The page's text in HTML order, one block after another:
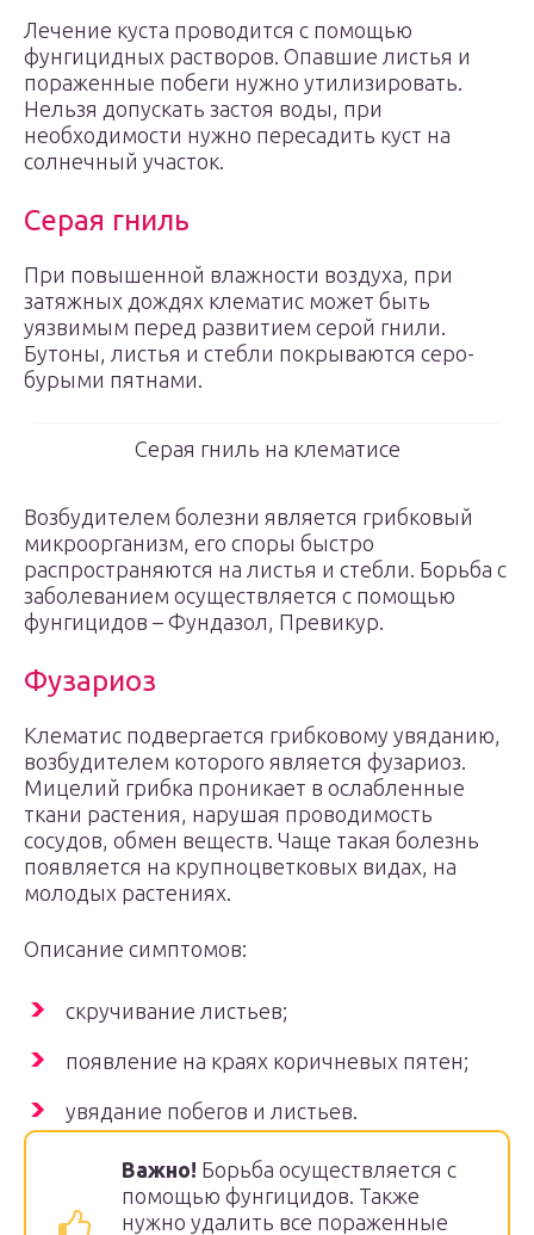
Лечение куста проводится с помощью
фунгицидных растворов. Опавшие листья и
пораженные побеги нужно утилизировать.
Нельзя допускать застоя воды, при
необходимости нужно пересадить куст на
солнечный участок.
Серая гниль
При повышенной влажности воздуха, при
затяжных дождях клематис может быть
уязвимым перед развитием серой гнили.
Бутоны, листья и стебли покрываются серо-
бурыми пятнами.
Серая гниль на клематисе
Возбудителем болезни является грибковый
микроорганизм, его споры быстро
распространяются на листья и стебли. Борьба с
заболеванием осуществляется с помощью
фунгицидов – Фундазол, Превикур.
Фузариоз
Клематис подвергается грибковому увяданию,
возбудителем которого является фузариоз.
Мицелий грибка проникает в ослабленные
ткани растения, нарушая проводимость
сосудов, обмен веществ. Чаще такая болезнь
появляется на крупноцветковых видах, на
молодых растениях.
Описание симптомов:
скручивание листьев;
появление на краях коричневых пятен;
увядание побегов и листьев.
Важно! Борьба осуществляется с
помощью фунгицидов. Также
нужно удалить все пораженные